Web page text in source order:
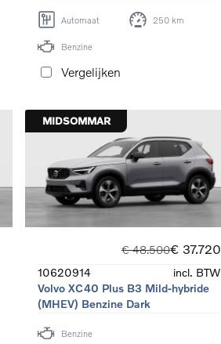
Automaat 250 km
Benzine
Vergelijken
MIDSOMMAR
€ 48.500€ 37.720
10620914
incl. BTW
Volvo XC40 Plus B3 Mild-hybride
(MHEV) Benzine Dark
Benzine